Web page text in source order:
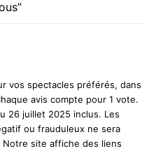
”
vos spectacles préférés, dans
avis compte pour 1 vote.
26 juillet 2025 inclus. Les
ou frauduleux ne sera
Notre site affiche des liens